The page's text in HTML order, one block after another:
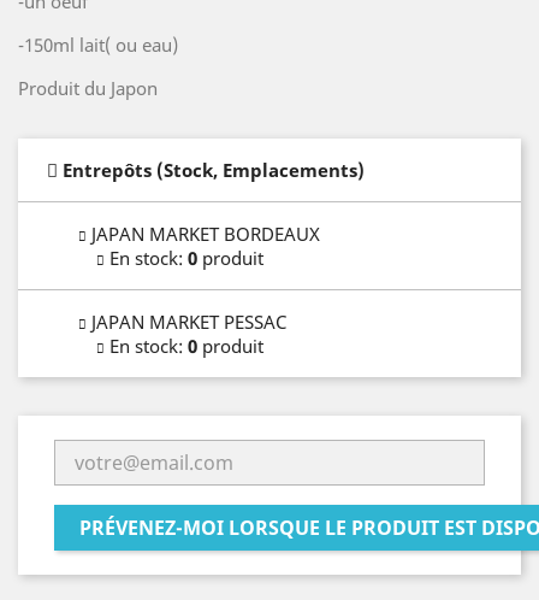
-150ml lait( ou eau)
Produit du Japon
Entrepôts (Stock, Emplacements)
JAPAN MARKET BORDEAUX
En stock: 0 produit
JAPAN MARKET PESSAC
En stock: 0 produit
PRÉVENEZ-MOI LORSQUE LE PRODUIT EST